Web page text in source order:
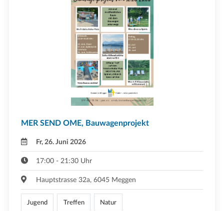
MER SEND OME, Bauwagenprojekt
Fr, 26. Juni 2026
17:00 - 21:30 Uhr
Hauptstrasse 32a, 6045 Meggen
Jugend Treffen Natur